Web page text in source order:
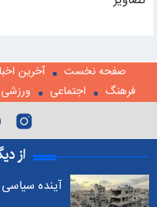
صفحه نخست آخرین
فرهنگ
اجتماعی ورزشی
از
آینده